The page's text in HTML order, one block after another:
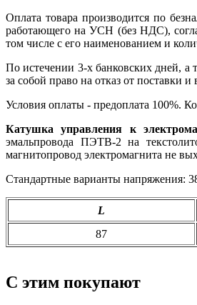
Оплата товара производится по
работающего на УСН (без НДС),
том числе с его наименованием и
По истечении 3-х банковских дней,
за собой право на отказ от поставки
Условия оплаты - предоплата 100%.
Катушка управления к
эмальпровода ПЭТВ-2 на
магнитопровод электромагнита не
Стандартные варианты напряжения:
L
87
С этим покупают